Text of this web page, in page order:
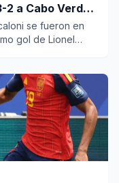
a Cabo Verde
se fueron en
gol de Lionel